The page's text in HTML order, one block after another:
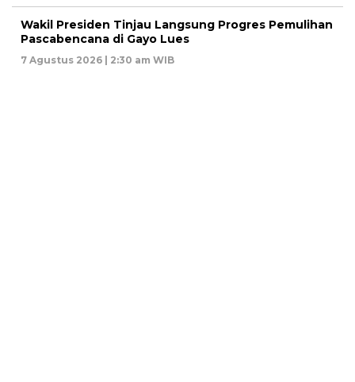
Wakil Presiden Tinjau Langsung Progres Pemulihan
Pascabencana di Gayo Lues
7 Agustus 2026 | 2:30 am WIB